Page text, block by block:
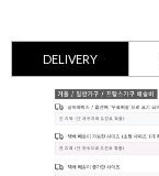
DELIVERY